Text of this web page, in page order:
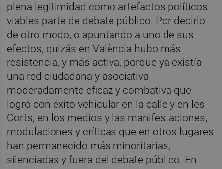
plena legitimidad como artefactos políticos
viables parte de debate público. Por decirlo
de otro modo, o apuntando a uno de sus
efectos, quizás en València hubo más
resistencia, y más activa, porque ya existía
una red ciudadana y asociativa
moderadamente eficaz y combativa que
logró con éxito vehicular en la calle y en les
Corts, en los medios y las manifestaciones,
modulaciones y críticas que en otros lugares
han permanecido más minoritarias,
silenciadas y fuera del debate público. En